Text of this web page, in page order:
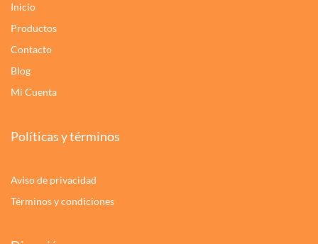
Inicio
Productos
Contacto
Blog
Mi Cuenta
Políticas y términos
Aviso de privacidad
Términos y condiciones